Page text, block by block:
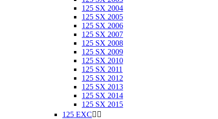
125 SX 2004
125 SX 2005
125 SX 2006
125 SX 2007
125 SX 2008
125 SX 2009
125 SX 2010
125 SX 2011
125 SX 2012
125 SX 2013
125 SX 2014
125 SX 2015
125 EXC 